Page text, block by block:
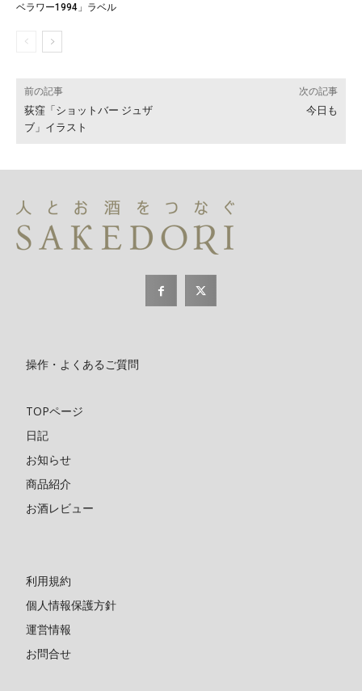
ベラワー1994」ラベル
前の記事
荻窪「ショットバー ジュザ
ブ」イラスト
次の記事
今日も
操作・よくあるご質問
TOPページ
日記
お知らせ
商品紹介
お酒レビュー
利用規約
個人情報保護方針
運営情報
お問合せ